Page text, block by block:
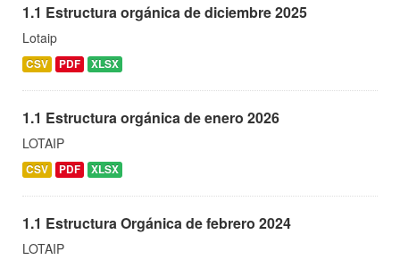
1.1 Estructura orgánica de diciembre 2025
Lotaip
CSV PDF XLSX
1.1 Estructura orgánica de enero 2026
LOTAIP
CSV PDF XLSX
1.1 Estructura Orgánica de febrero 2024
LOTAIP